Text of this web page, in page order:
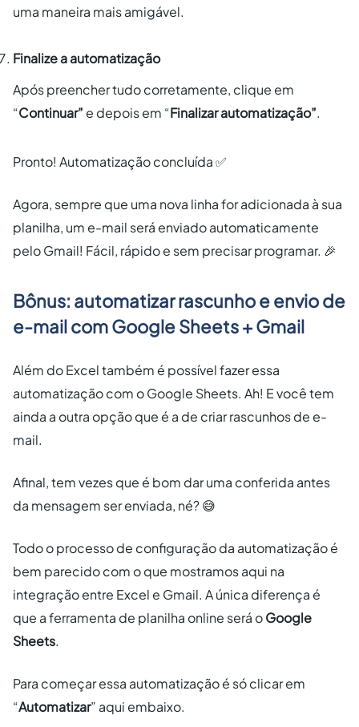
uma maneira mais amigável.
Finalize a automatização
Após preencher tudo corretamente, clique em
“Continuar” e depois em “Finalizar automatização”.
Pronto! Automatização concluída ✅
Agora, sempre que uma nova linha for adicionada à sua
planilha, um e-mail será enviado automaticamente
pelo Gmail! Fácil, rápido e sem precisar programar. 🎉
Bônus: automatizar rascunho e envio de
e-mail com Google Sheets + Gmail
Além do Excel também é possível fazer essa
automatização com o Google Sheets. Ah! E você tem
ainda a outra opção que é a de criar rascunhos de e-
mail.
Afinal, tem vezes que é bom dar uma conferida antes
da mensagem ser enviada, né? 😅
Todo o processo de configuração da automatização é
bem parecido com o que mostramos aqui na
integração entre Excel e Gmail. A única diferença é
que a ferramenta de planilha online será oGoogle
Sheets.
Para começar essa automatização é só clicar em
“Automatizar” aqui embaixo.